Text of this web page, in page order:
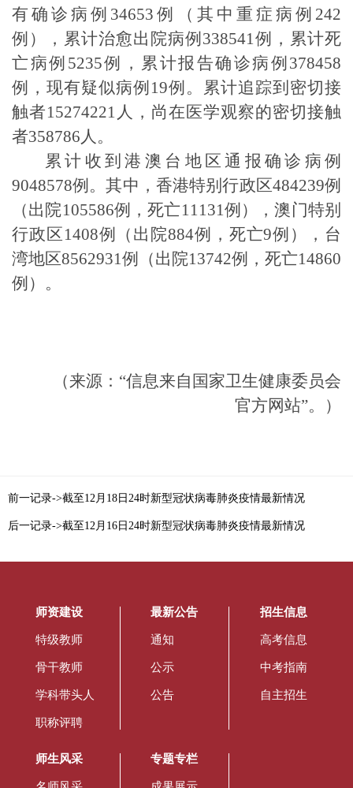
有确诊病例34653例（其中重症病例242
例），累计治愈出院病例338541例，累计死
亡病例5235例，累计报告确诊病例378458
例，现有疑似病例19例。累计追踪到密切接
触者15274221人，尚在医学观察的密切接触
者358786人。
累计收到港澳台地区通报确诊病例
9048578例。其中，香港特别行政区484239例
（出院105586例，死亡11131例），澳门特别
行政区1408例（出院884例，死亡9例），台
湾地区8562931例（出院13742例，死亡14860
例）。
（来源：“信息来自国家卫生健康委员会
官方网站”。）
前一记录->截至12月18日24时新型冠状病毒肺炎疫情最新情况
后一记录->截至12月16日24时新型冠状病毒肺炎疫情最新情况
师资建设
特级教师
骨干教师
学科带头人
职称评聘
最新公告
通知
公示
公告
招生信息
高考信息
中考指南
自主招生
师生风采 专题专栏